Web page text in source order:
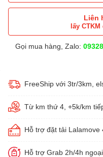
Liên
lấy
Gọi mua hàng, Zalo:
FreeShip với 3tr/3km,
Từ km thứ 4, +5k/km
Hỗ trợ đặt tải Lalamove
Hỗ trợ Grab 2h/4h